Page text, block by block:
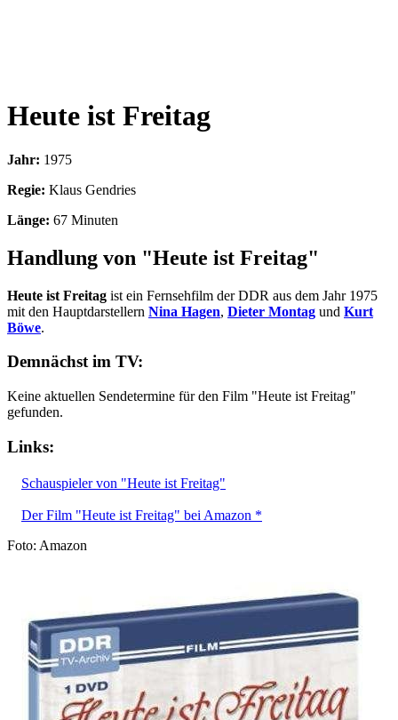
Heute ist Freitag
Jahr: 1975
Regie: Klaus Gendries
Länge: 67 Minuten
Handlung von "Heute ist Freitag"
Heute ist Freitag ist ein Fernsehfilm der DDR aus dem Jahr 1975
mit den Hauptdarstellern Nina Hagen, Dieter Montag und Kurt
Böwe.
Demnächst im TV:
Keine aktuellen Sendetermine für den Film "Heute ist Freitag"
gefunden.
Links:
Schauspieler von "Heute ist Freitag"
Der Film "Heute ist Freitag" bei Amazon *
Foto: Amazon